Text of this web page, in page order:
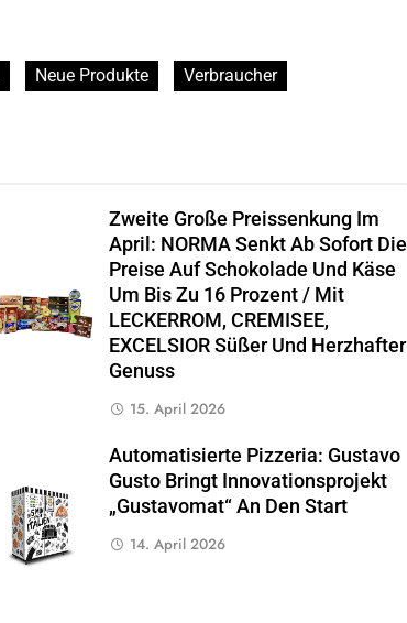
Neue Produkte Verbraucher
Zweite Große Preissenkung Im
April: NORMA Senkt Ab Sofort Die
Preise Auf Schokolade Und Käse
Um Bis Zu 16 Prozent / Mit
LECKERROM, CREMISEE,
EXCELSIOR Süßer Und Herzhafter
Genuss
15. April 2026
Automatisierte Pizzeria: Gustavo
Gusto Bringt Innovationsprojekt
„Gustavomat“ An Den Start
14. April 2026